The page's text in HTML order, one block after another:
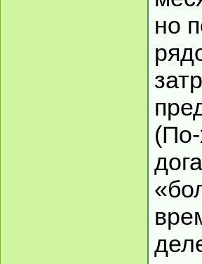
но